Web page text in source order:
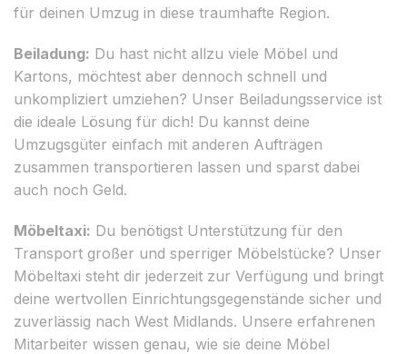
für deinen Umzug in diese traumhafte Region.
Beiladung: Du hast nicht allzu viele Möbel und
Kartons, möchtest aber dennoch schnell und
unkompliziert umziehen? Unser Beiladungsservice ist
die ideale Lösung für dich! Du kannst deine
Umzugsgüter einfach mit anderen Aufträgen
zusammen transportieren lassen und sparst dabei
auch noch Geld.
Möbeltaxi: Du benötigst Unterstützung für den
Transport großer und sperriger Möbelstücke? Unser
Möbeltaxi steht dir jederzeit zur Verfügung und bringt
deine wertvollen Einrichtungsgegenstände sicher und
zuverlässig nach West Midlands. Unsere erfahrenen
Mitarbeiter wissen genau, wie sie deine Möbel